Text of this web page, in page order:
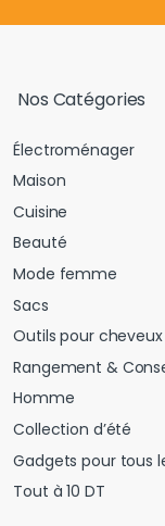
Nos Catégories
Électroménager
Maison
Cuisine
Beauté
Mode femme
Sacs
Outils pour cheveux
Rangement &
Homme
Collection d’été
Gadgets pour tous
Tout à 10 DT